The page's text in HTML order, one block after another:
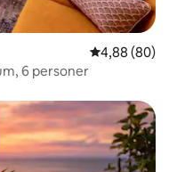
4,88 av 5 i
4,88 (80)
6 personer